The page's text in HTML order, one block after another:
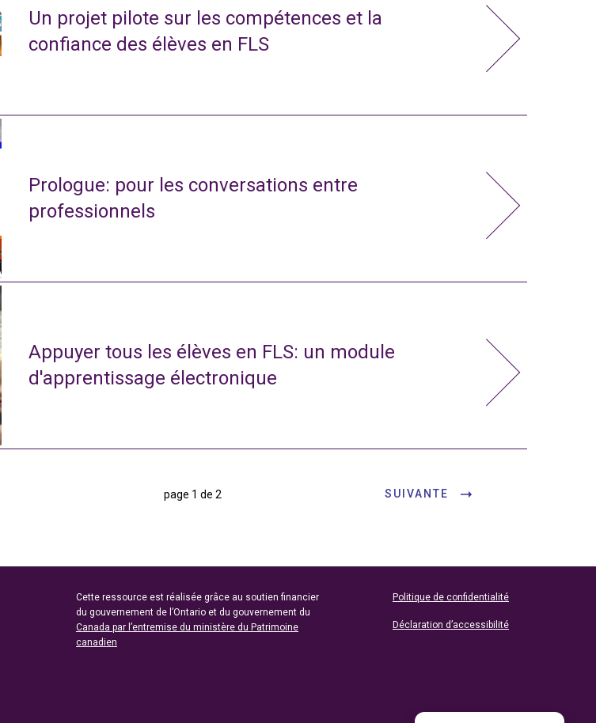
Un projet pilote sur les compétences et la
confiance des élèves en FLS
Prologue: pour les conversations entre
professionnels
Appuyer tous les élèves en FLS: un module
d'apprentissage électronique
page 1 de 2 SUIVANTE
Cette ressource est réalisée grâce au soutien financier
du gouvernement de l’Ontario et du gouvernement du
Canada par l’entremise du ministère du Patrimoine
canadien
Politique de confidentialité
Déclaration d’accessibilité